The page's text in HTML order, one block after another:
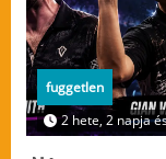
fuggetlen
2 hete, 2 napja